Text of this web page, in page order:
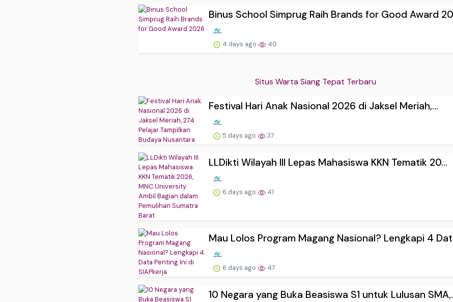
Binus School Simprug Raih Brands for Good Award
4 days ago 40
Situs Warta Siang Tepat Terbaru
Festival Hari Anak Nasional 2026 di Jaksel Meriah,...
5 days ago 37
LLDikti Wilayah III Lepas Mahasiswa KKN Tematik 20...
6 days ago 41
Mau Lolos Program Magang Nasional? Lengkapi 4
6 days ago 47
10 Negara yang Buka Beasiswa S1 untuk Lulusan